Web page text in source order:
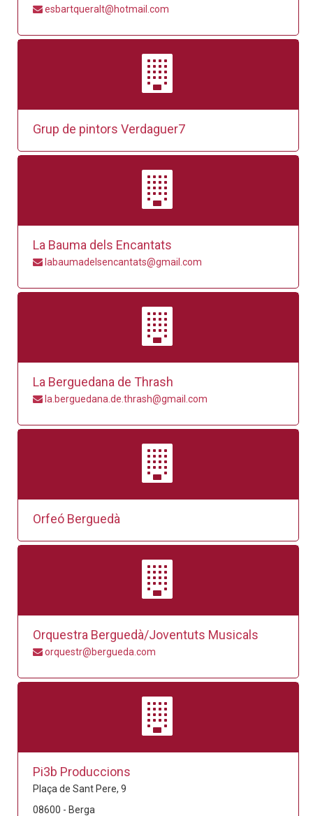
esbartqueralt@hotmail.com
Grup de pintors Verdaguer7
La Bauma dels Encantats
labaumadelsencantats@gmail.com
La Berguedana de Thrash
la.berguedana.de.thrash@gmail.com
Orfeó Berguedà
Orquestra Berguedà/Joventuts Musicals
orquestr@bergueda.com
Pi3b Produccions
Plaça de Sant Pere, 9
08600 - Berga